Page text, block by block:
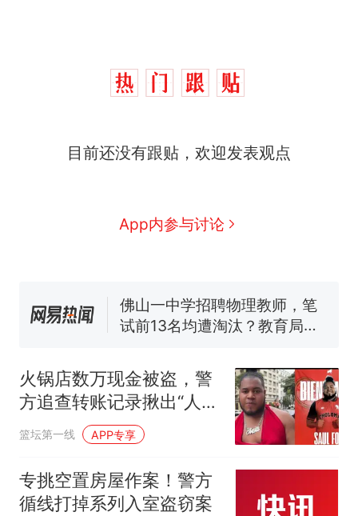
目前还没有跟贴，欢迎发表观点
App内参与讨论
因老师一句“跟我回家”改写了
协会回应
笔试第一被第二名传话劝弃考
已叫停招聘，成立调查组全面
核查
台风"白海豚"中心附近最大风
力已达15级 最新研判
43.98万起
热 那个在床头放菜刀的女孩，
因老师一句“跟我回家”改写了
人生
火锅店数万现金被盗，警
方追查转账记录揪出“人赃
分离”内贼
篮坛第一线 APP专享
专挑空置房屋作案！警方
循线打掉系列入室盗窃案